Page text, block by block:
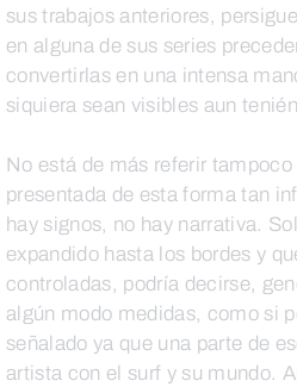
sus trabajos anteriores,
en alguna de sus series
convertirlas en una intensa
siquiera sean visibles aun
No está de más referir
presentada de esta forma tan
hay signos, no hay narrativa.
expandido hasta los bordes y
controladas, podría decirse,
algún modo medidas, como si
señalado ya que una parte de
artista con el surf y su mundo.